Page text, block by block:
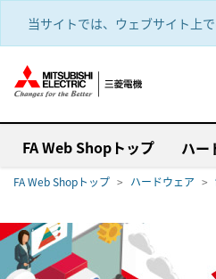
当サイトでは、ウェブサイト上
FA Web Shopトップ ハー
FA Web Shopトップ ハードウェア